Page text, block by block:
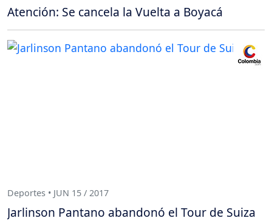
Atención: Se cancela la Vuelta a Boyacá
Deportes • JUN 15 / 2017
Jarlinson Pantano abandonó el Tour de Suiza